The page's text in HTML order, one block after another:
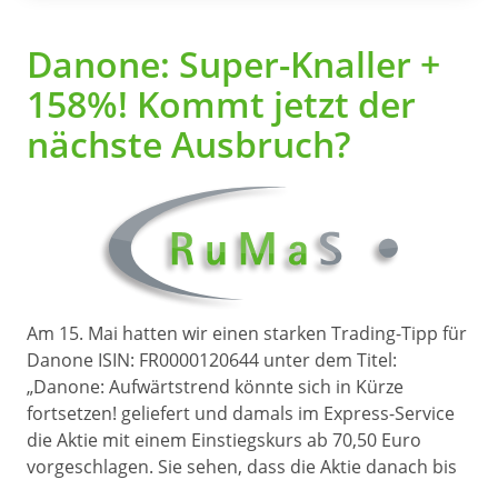
Danone: Super-Knaller +
158%! Kommt jetzt der
nächste Ausbruch?
Am 15. Mai hatten wir einen starken Trading-Tipp für
Danone ISIN: FR0000120644 unter dem Titel:
„Danone: Aufwärtstrend könnte sich in Kürze
fortsetzen! geliefert und damals im Express-Service
die Aktie mit einem Einstiegskurs ab 70,50 Euro
vorgeschlagen. Sie sehen, dass die Aktie danach bis